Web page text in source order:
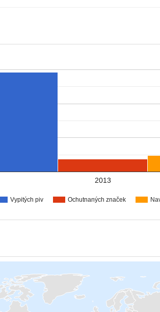
Vypitých piv Ochutnaných značek
2013